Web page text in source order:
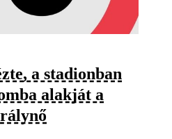
a stadionban
alakját a